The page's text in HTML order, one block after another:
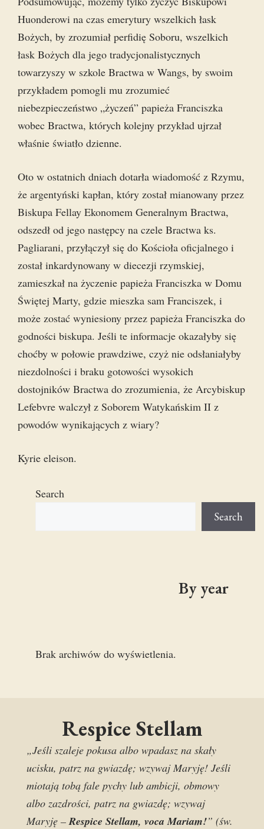
Huonderowi na czas emerytury wszelkich łask
Bożych, by zrozumiał perfidię Soboru, wszelkich
łask Bożych dla jego tradycjonalistycznych
towarzyszy w szkole Bractwa w Wangs, by swoim
przykładem pomogli mu zrozumieć
niebezpieczeństwo „życzeń” papieża Franciszka
wobec Bractwa, których kolejny przykład ujrzał
właśnie światło dzienne.
Oto w ostatnich dniach dotarła wiadomość z Rzymu,
że argentyński kapłan, który został mianowany przez
Biskupa Fellay Ekonomem Generalnym Bractwa,
odszedł od jego następcy na czele Bractwa ks.
Pagliarani, przyłączył się do Kościoła oficjalnego i
został inkardynowany w diecezji rzymskiej,
zamieszkał na życzenie papieża Franciszka w Domu
Świętej Marty, gdzie mieszka sam Franciszek, i
może zostać wyniesiony przez papieża Franciszka do
godności biskupa. Jeśli te informacje okazałyby się
choćby w połowie prawdziwe, czyż nie odsłaniałyby
niezdolności i braku gotowości wysokich
dostojników Bractwa do zrozumienia, że Arcybiskup
Lefebvre walczył z Soborem Watykańskim II z
powodów wynikających z wiary?
Kyrie eleison.
Search
Search
By year
Brak archiwów do wyświetlenia.
Respice Stellam
„Jeśli szaleje pokusa albo wpadasz na skały
ucisku, patrz na gwiazdę; wzywaj Maryję! Jeśli
miotają tobą fale pychy lub ambicji, obmowy
albo zazdrości, patrz na gwiazdę; wzywaj
Maryję –Respice Stellam, voca Mariam!” (św.